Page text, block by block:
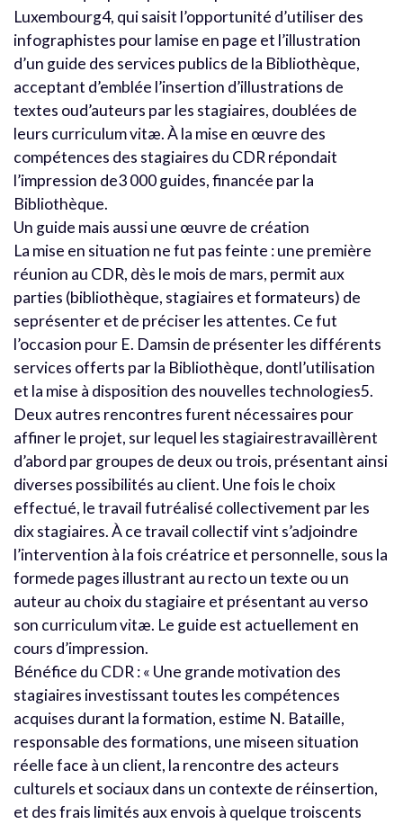
Luxembourg4, qui saisit l’opportunité d’utiliser des
infographistes pour lamise en page et l’illustration
d’un guide des services publics de la Bibliothèque,
acceptant d’emblée l’insertion d’illustrations de
textes oud’auteurs par les stagiaires, doublées de
leurs curriculum vitæ. À la mise en œuvre des
compétences des stagiaires du CDR répondait
l’impression de3 000 guides, financée par la
Bibliothèque.
Un guide mais aussi une œuvre de création
La mise en situation ne fut pas feinte : une première
réunion au CDR, dès le mois de mars, permit aux
parties (bibliothèque, stagiaires et formateurs) de
seprésenter et de préciser les attentes. Ce fut
l’occasion pour E. Damsin de présenter les différents
services offerts par la Bibliothèque, dontl’utilisation
et la mise à disposition des nouvelles technologies5.
Deux autres rencontres furent nécessaires pour
affiner le projet, sur lequel les stagiairestravaillèrent
d’abord par groupes de deux ou trois, présentant ainsi
diverses possibilités au client. Une fois le choix
effectué, le travail futréalisé collectivement par les
dix stagiaires. À ce travail collectif vint s’adjoindre
l’intervention à la fois créatrice et personnelle, sous la
formede pages illustrant au recto un texte ou un
auteur au choix du stagiaire et présentant au verso
son curriculum vitæ. Le guide est actuellement en
cours d’impression.
Bénéfice du CDR : « Une grande motivation des
stagiaires investissant toutes les compétences
acquises durant la formation, estime N. Bataille,
responsable des formations, une miseen situation
réelle face à un client, la rencontre des acteurs
culturels et sociaux dans un contexte de réinsertion,
et des frais limités aux envois à quelque troiscents